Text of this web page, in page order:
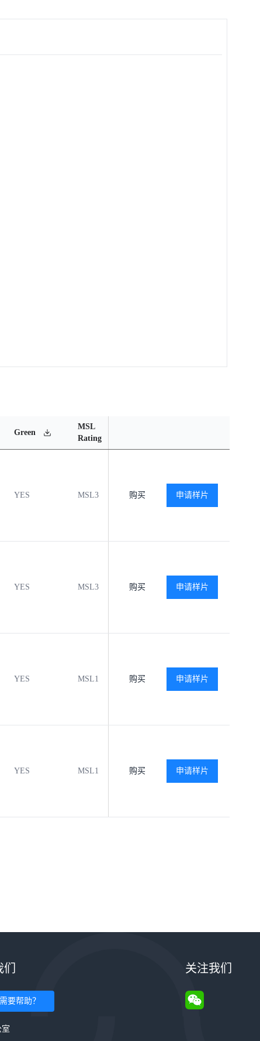
Green
MSL
Rating
YES MSL3 -40℃ to +125℃
购买 申请样片
YES MSL3 -40℃ to +125℃
购买 申请样片
YES MSL1 -40℃ to +125℃
购买 申请样片
YES MSL1 -40℃ to +125℃
购买 申请样片
需要帮助？
关注我们